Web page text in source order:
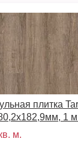
плитка
1
м.